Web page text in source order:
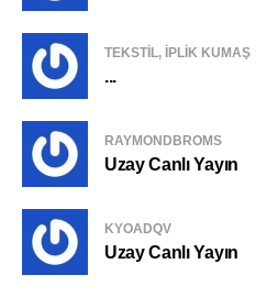
TEKSTIL, IPLIK KUMAŞ
...
RAYMONDBROMS
Uzay Canlı Yayın
KYOADQV
Uzay Canlı Yayın